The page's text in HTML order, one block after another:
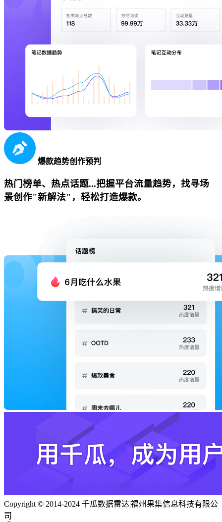
爆款趋势创作预判
热门榜单、热点话题...把握平台流量趋势，找寻场
景创作"新解法"，轻松打造爆款。
Copyright © 2014-2024 千瓜数据雷达|福州果集信息科技有限公
司